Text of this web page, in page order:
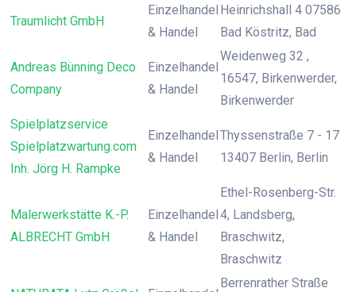
Traumlicht GmbH
Einzelhandel
& Handel
Heinrichshall 4 07586
Bad Köstritz, Bad
Andreas Bünning Deco
Company
Einzelhandel
& Handel
Weidenweg 32 ,
16547, Birkenwerder,
Birkenwerder
Spielplatzservice
Spielplatzwartung.com
Inh. Jörg H. Rampke
Einzelhandel
& Handel
Thyssenstraße 7 - 17
13407 Berlin, Berlin
Malerwerkstätte K.-P.
ALBRECHT GmbH
Einzelhandel
& Handel
Ethel-Rosenberg-Str.
4, Landsberg,
Braschwitz,
Braschwitz
Berrenrather Straße